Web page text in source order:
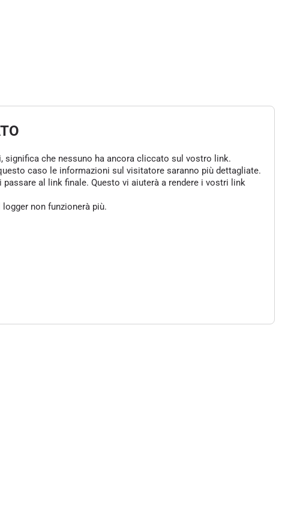
che nessuno ha ancora cliccato sul vostro link.
caso le informazioni sul visitatore saranno più dettagliate.
al link finale. Questo vi aiuterà a rendere i vostri link
non funzionerà più.